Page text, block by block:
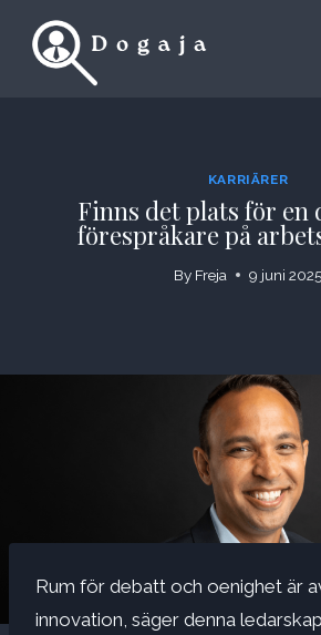
KARRIÄRER
Finns det plats för en
förespråkare på
By Freja 9 juni 2025
Rum för debatt och oenighet är
innovation, säger denna